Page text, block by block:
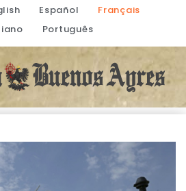
Español
Français
Português